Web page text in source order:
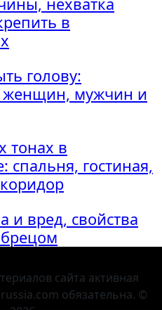
в
голову:
женщин, мужчин и
тонах в
спальня, гостиная,
и вред, свойства
сайта активная
обязательна. ©